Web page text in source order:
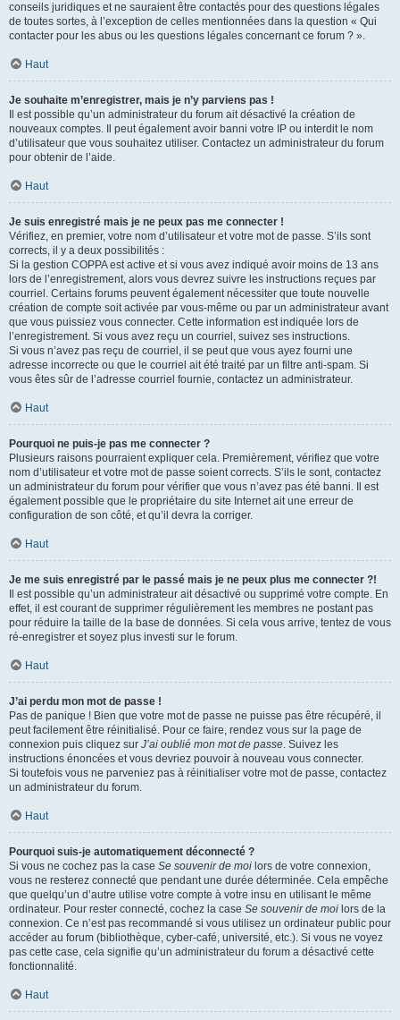
conseils juridiques et ne sauraient être contactés pour des questions légales
de toutes sortes, à l’exception de celles mentionnées dans la question « Qui
contacter pour les abus ou les questions légales concernant ce forum ? ».
Haut
Je souhaite m’enregistrer, mais je n’y parviens pas !
Il est possible qu’un administrateur du forum ait désactivé la création de
nouveaux comptes. Il peut également avoir banni votre IP ou interdit le nom
d’utilisateur que vous souhaitez utiliser. Contactez un administrateur du forum
pour obtenir de l’aide.
Haut
Je suis enregistré mais je ne peux pas me connecter !
Vérifiez, en premier, votre nom d’utilisateur et votre mot de passe. S’ils sont
corrects, il y a deux possibilités :
Si la gestion COPPA est active et si vous avez indiqué avoir moins de 13 ans
lors de l’enregistrement, alors vous devrez suivre les instructions reçues par
courriel. Certains forums peuvent également nécessiter que toute nouvelle
création de compte soit activée par vous-même ou par un administrateur avant
que vous puissiez vous connecter. Cette information est indiquée lors de
l’enregistrement. Si vous avez reçu un courriel, suivez ses instructions.
Si vous n’avez pas reçu de courriel, il se peut que vous ayez fourni une
adresse incorrecte ou que le courriel ait été traité par un filtre anti-spam. Si
vous êtes sûr de l’adresse courriel fournie, contactez un administrateur.
Haut
Pourquoi ne puis-je pas me connecter ?
Plusieurs raisons pourraient expliquer cela. Premièrement, vérifiez que votre
nom d’utilisateur et votre mot de passe soient corrects. S’ils le sont, contactez
un administrateur du forum pour vérifier que vous n’avez pas été banni. Il est
également possible que le propriétaire du site Internet ait une erreur de
configuration de son côté, et qu’il devra la corriger.
Haut
Je me suis enregistré par le passé mais je ne peux plus me connecter ?!
Il est possible qu’un administrateur ait désactivé ou supprimé votre compte. En
effet, il est courant de supprimer régulièrement les membres ne postant pas
pour réduire la taille de la base de données. Si cela vous arrive, tentez de vous
ré-enregistrer et soyez plus investi sur le forum.
Haut
J’ai perdu mon mot de passe !
Pas de panique ! Bien que votre mot de passe ne puisse pas être récupéré, il
peut facilement être réinitialisé. Pour ce faire, rendez vous sur la page de
connexion puis cliquez sur J’ai oublié mon mot de passe. Suivez les
instructions énoncées et vous devriez pouvoir à nouveau vous connecter.
Si toutefois vous ne parveniez pas à réinitialiser votre mot de passe, contactez
un administrateur du forum.
Haut
Pourquoi suis-je automatiquement déconnecté ?
Si vous ne cochez pas la case Se souvenir de moi lors de votre connexion,
vous ne resterez connecté que pendant une durée déterminée. Cela empêche
que quelqu’un d’autre utilise votre compte à votre insu en utilisant le même
ordinateur. Pour rester connecté, cochez la case Se souvenir de moi lors de la
connexion. Ce n’est pas recommandé si vous utilisez un ordinateur public pour
accéder au forum (bibliothèque, cyber-café, université, etc.). Si vous ne voyez
pas cette case, cela signifie qu’un administrateur du forum a désactivé cette
fonctionnalité.
Haut